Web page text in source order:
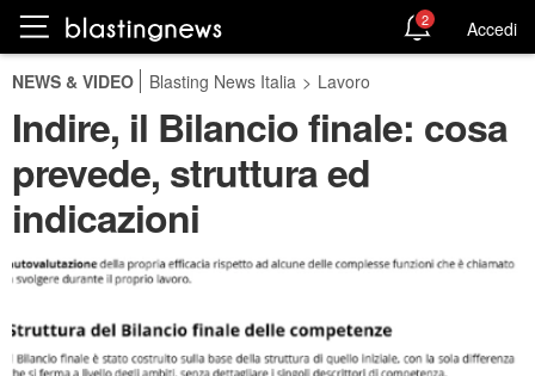
2 Accedi
NEWS & VIDEO Blasting News Italia > Lavoro
Indire, il Bilancio finale: cosa
prevede, struttura ed
indicazioni